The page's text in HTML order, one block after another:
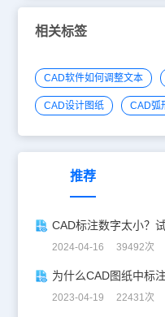
相关标签
CAD软件如何调整文本
CAD设计图纸 CAD弧
推荐
2024-04-16 39492次
2023-04-19 22431次